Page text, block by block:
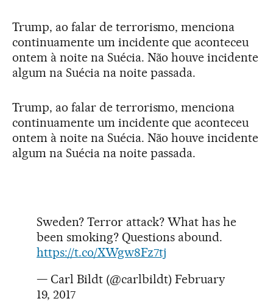
Trump, ao falar de terrorismo, menciona
continuamente um incidente que aconteceu
ontem à noite na Suécia. Não houve incidente
algum na Suécia na noite passada.
Trump, ao falar de terrorismo, menciona
continuamente um incidente que aconteceu
ontem à noite na Suécia. Não houve incidente
algum na Suécia na noite passada.
Sweden? Terror attack? What has he
been smoking? Questions abound.
https://t.co/XWgw8Fz7tj
— Carl Bildt (@carlbildt) February
19, 2017